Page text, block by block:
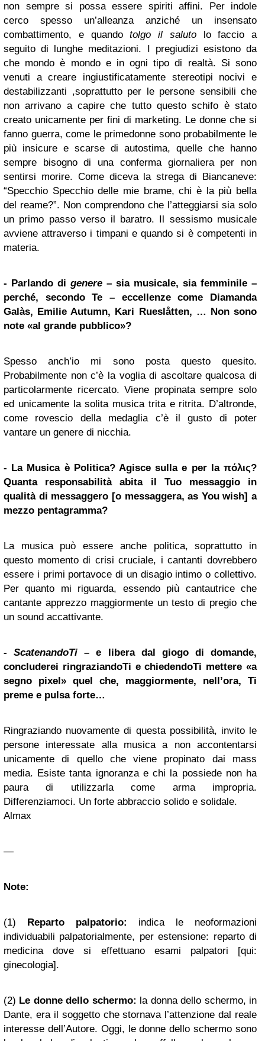
non sempre si possa essere spiriti affini. Per indole
cerco spesso un’alleanza anziché un insensato
combattimento, e quandotolgo il salutolo faccio a
seguito di lunghe meditazioni. I pregiudizi esistono da
che mondo è mondo e in ogni tipo di realtà. Si sono
venuti a creare ingiustificatamente stereotipi nocivi e
destabilizzanti ,soprattutto per le persone sensibili che
non arrivano a capire che tutto questo schifo è stato
creato unicamente per fini di marketing. Le donne che si
fanno guerra, come le primedonne sono probabilmente le
più insicure e scarse di autostima, quelle che hanno
sempre bisogno di una conferma giornaliera per non
sentirsi morire. Come diceva la strega di Biancaneve:
“Specchio Specchio delle mie brame, chi è la più bella
del reame?”. Non comprendono che l’atteggiarsi sia solo
un primo passo verso il baratro. Il sessismo musicale
avviene attraverso i timpani e quando si è competenti in
materia.
- Parlando di genere – sia musicale, sia femminile –
perché, secondo Te – eccellenze come Diamanda
Galàs, Emilie Autumn, Kari Rueslåtten, … Non sono
note «al grande pubblico»?
Spesso anch’io mi sono posta questo quesito.
Probabilmente non c’è la voglia di ascoltare qualcosa di
particolarmente ricercato. Viene propinata sempre solo
ed unicamente la solita musica trita e ritrita. D’altronde,
come rovescio della medaglia c’è il gusto di poter
vantare un genere di nicchia.
- La Musica è Politica? Agisce sulla e per la πόλις?
Quanta responsabilità abita il Tuo messaggio in
qualità di messaggero [o messaggera, as You wish] a
mezzo pentagramma?
La musica può essere anche politica, soprattutto in
questo momento di crisi cruciale, i cantanti dovrebbero
essere i primi portavoce di un disagio intimo o collettivo.
Per quanto mi riguarda, essendo più cantautrice che
cantante apprezzo maggiormente un testo di pregio che
un sound accattivante.
- ScatenandoTi – e libera dal giogo di domande,
concluderei ringraziandoTi e chiedendoTi mettere «a
segno pixel» quel che, maggiormente, nell’ora, Ti
preme e pulsa forte…
Ringraziando nuovamente di questa possibilità, invito le
persone interessate alla musica a non accontentarsi
unicamente di quello che viene propinato dai mass
media. Esiste tanta ignoranza e chi la possiede non ha
paura di utilizzarla come arma impropria.
Differenziamoci. Un forte abbraccio solido e solidale.
Almax
—
Note:
(1) Reparto palpatorio:
indica le neoformazioni
individuabili palpatorialmente, per estensione: reparto di
medicina dove si effettuano esami palpatori [qui:
ginecologia].
(2) Le donne dello schermo: la donna dello schermo, in
Dante, era il soggetto che stornava l’attenzione dal reale
interesse dell’Autore. Oggi, le donne dello schermo sono